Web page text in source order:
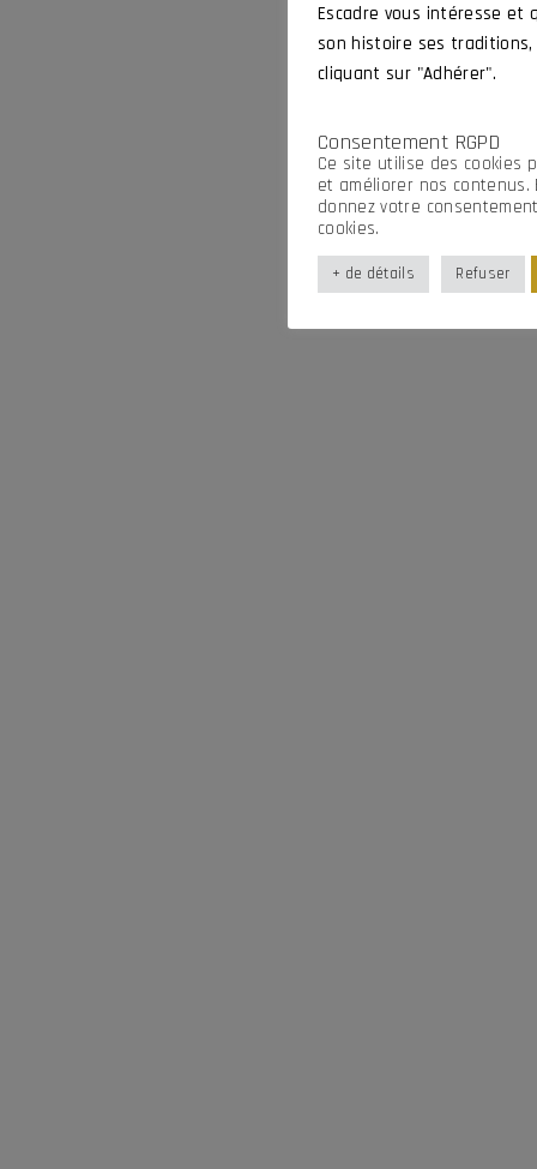
Escadre vous intéresse et
son histoire ses
cliquant sur "Adhérer".
Consentement RGPD
Ce site utilise des cookies
et améliorer nos
donnez votre
cookies.
+ de détails Refuser